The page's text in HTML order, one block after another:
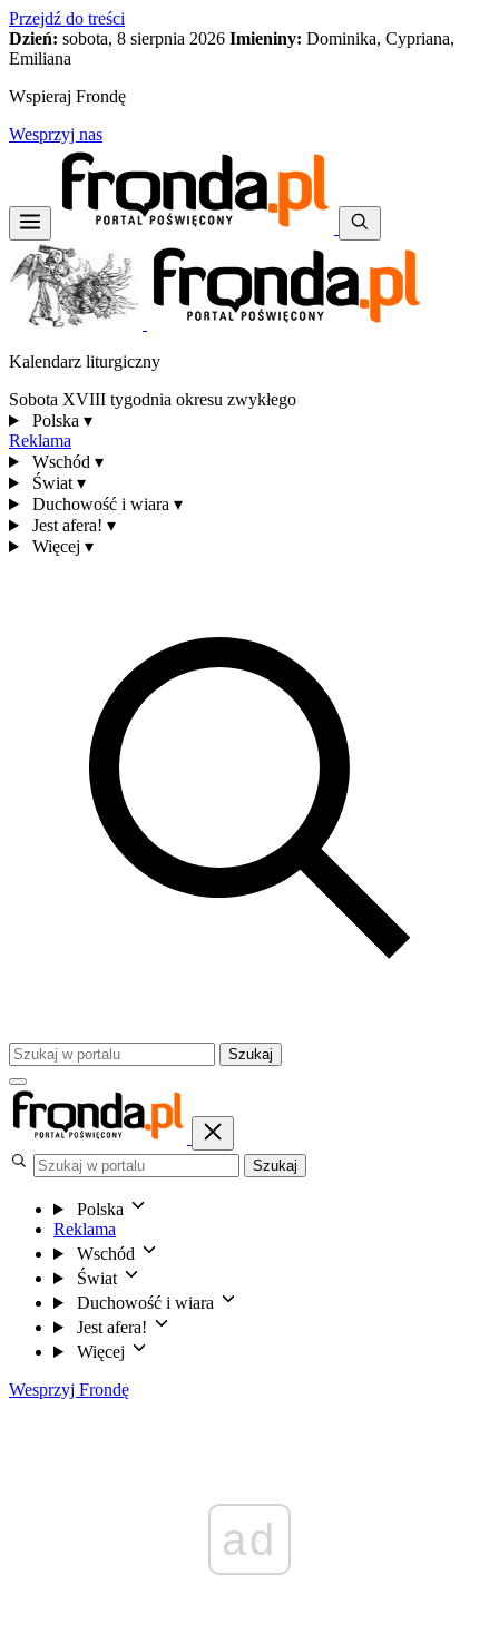
Przejdź do treści
Dzień: sobota, 8 sierpnia 2026 Imieniny: Dominika, Cypriana,
Emiliana
Wspieraj Frondę
Wesprzyj nas
Kalendarz liturgiczny
Sobota XVIII tygodnia okresu zwykłego
Polska ▾
Reklama
Wschód ▾
Świat ▾
Duchowość i wiara ▾
Jest afera! ▾
Więcej ▾
Szukaj
Szukaj
Polska
Reklama
Wschód
Świat
Duchowość i wiara
Jest afera!
Więcej
Wesprzyj Frondę
ad